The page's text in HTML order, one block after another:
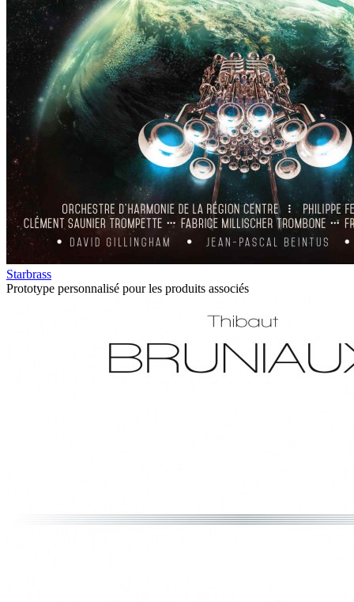
Starbrass
Prototype personnalisé pour les produits associés